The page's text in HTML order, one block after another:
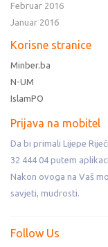
Februar 2016
Januar 2016
Korisne stranice
Minber.ba
N-UM
IslamPO
Prijava na mobitel
Da bi primali Lijepe
32 444 04 putem
Nakon ovoga na Vaš
savjeti, mudrosti.
Follow Us